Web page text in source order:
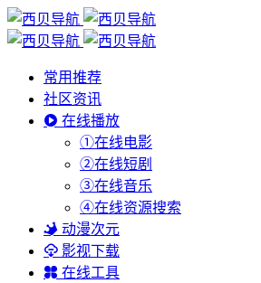
常用推荐
社区资讯
在线播放
①在线电影
②在线短剧
③在线音乐
④在线资源搜索
动漫次元
影视下载
在线工具